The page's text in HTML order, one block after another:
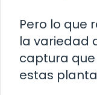
Pero lo que
la variedad
captura
estas